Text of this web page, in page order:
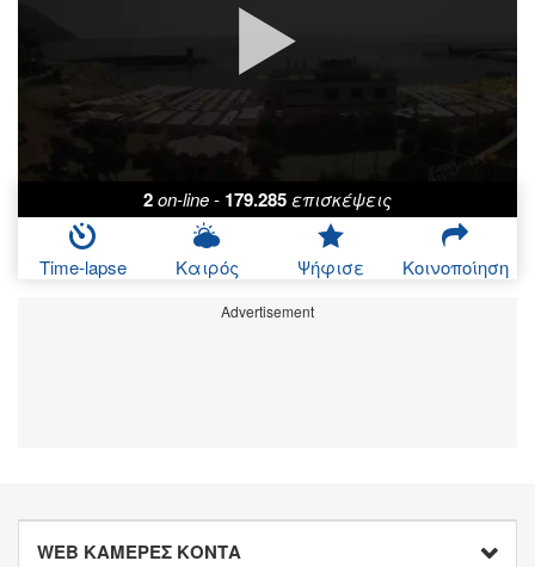
2on-line- 179.285επισκέψεις
Time-lapse Καιρός Ψήφισε Κοινοποίηση
Advertisement
WEB ΚΑΜΕΡΕΣ ΚΟΝΤΑ